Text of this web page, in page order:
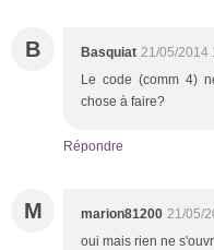
B Basquiat 21/05/2014
Le code (comm 4)
chose à faire?
Répondre
M marion81200 21/05/
oui mais rien ne